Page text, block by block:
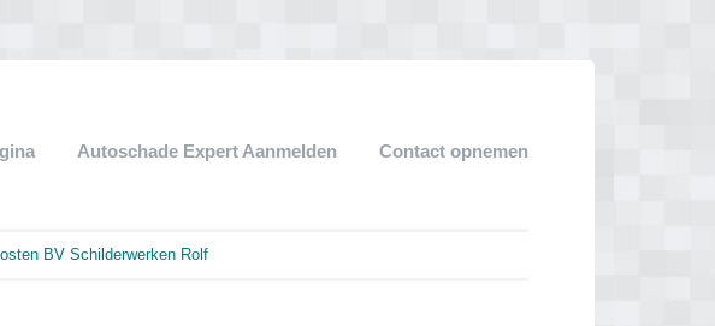
Autoschade Expert Aanmelden Contact opnemen
BV Schilderwerken Rolf